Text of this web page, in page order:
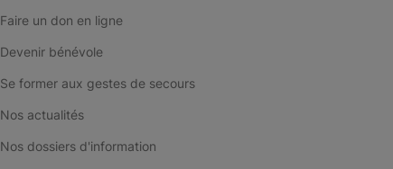
Faire un don en ligne
Devenir bénévole
Se former aux gestes de secours
Nos actualités
Nos dossiers d'information